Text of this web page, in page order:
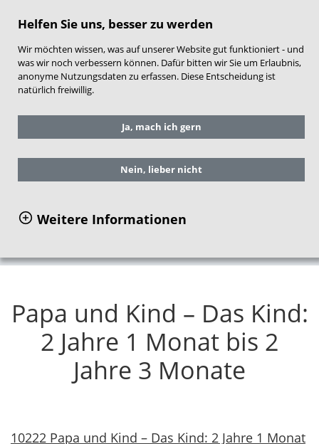
Helfen Sie uns, besser zu werden
Wir möchten wissen, was auf unserer Website gut funktioniert - und
was wir noch verbessern können. Dafür bitten wir Sie um Erlaubnis,
anonyme Nutzungsdaten zu erfassen. Diese Entscheidung ist
natürlich freiwillig.
Ja, mach ich gern
Nein, lieber nicht
Weitere Informationen
Sie befinden sich hier: Service
Arbeitshilfen für die Praxis
Inhalte und Aufbau
3 Monate
Papa und Kind – Das Kind:
2 Jahre 1 Monat bis 2
Jahre 3 Monate
10222 Papa und Kind – Das Kind: 2 Jahre 1 Monat